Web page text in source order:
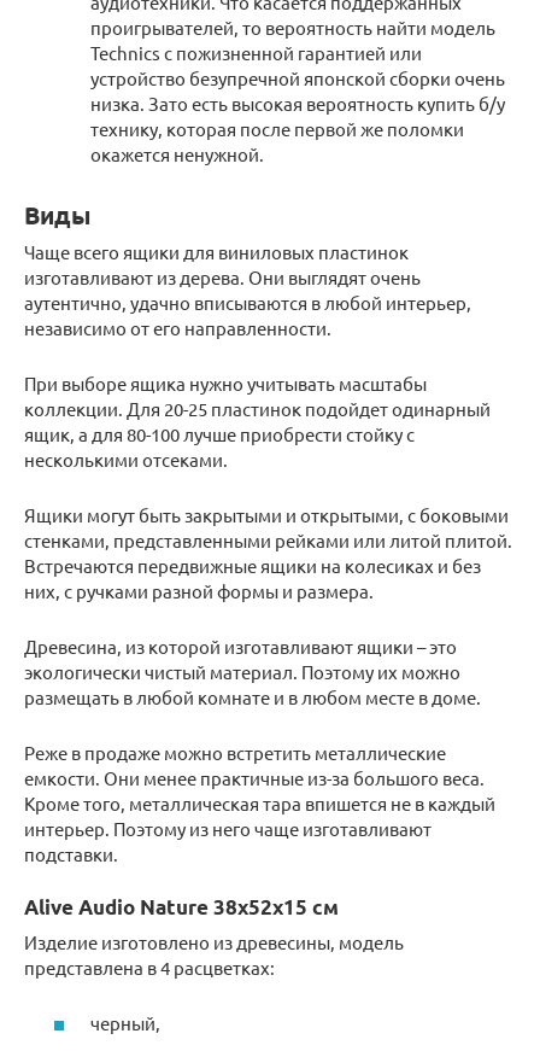
проигрывателей, то вероятность найти модель
Technics с пожизненной гарантией или
устройство безупречной японской сборки очень
низка. Зато есть высокая вероятность купить б/у
технику, которая после первой же поломки
окажется ненужной.
Виды
Чаще всего ящики для виниловых пластинок
изготавливают из дерева. Они выглядят очень
аутентично, удачно вписываются в любой интерьер,
независимо от его направленности.
При выборе ящика нужно учитывать масштабы
коллекции. Для 20-25 пластинок подойдет одинарный
ящик, а для 80-100 лучше приобрести стойку с
несколькими отсеками.
Ящики могут быть закрытыми и открытыми, с боковыми
стенками, представленными рейками или литой плитой.
Встречаются передвижные ящики на колесиках и без
них, с ручками разной формы и размера.
Древесина, из которой изготавливают ящики – это
экологически чистый материал. Поэтому их можно
размещать в любой комнате и в любом месте в доме.
Реже в продаже можно встретить металлические
емкости. Они менее практичные из-за большого веса.
Кроме того, металлическая тара впишется не в каждый
интерьер. Поэтому из него чаще изготавливают
подставки.
Alive Audio Nature 38х52х15 см
Изделие изготовлено из древесины, модель
представлена в 4 расцветках:
черный,